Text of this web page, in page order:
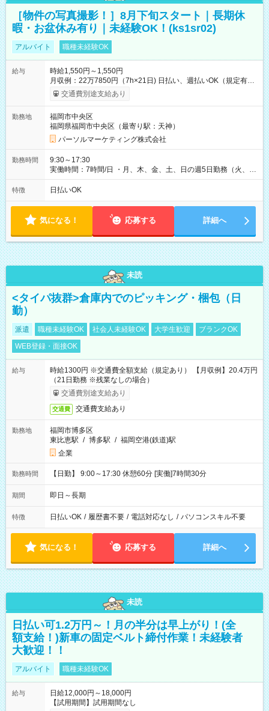
［物件の写真撮影！］8月下旬スタート｜長期休
暇・お盆休み有り｜未経験OK！(ks1sr02)
アルバイト 職種未経験OK
給与
時給1,550円～1,550円
月収例：22万7850円（7h×21日) 日払い、週払いOK（規定有
り） 【試用期間】試用期間なし
交通費別途支給あり
勤務地
福岡市中央区
福岡県福岡市中央区（最寄り駅：天神）
パーソルマーケティング株式会社
勤務時間
9:30～17:30
実働時間：7時間/日 ・月、木、金、土、日の週5日勤務（火、水
は固定休です／GW、お盆、年末年始等、長期休暇有り！） ・
ワンシフト！ ・残業ほぼナシ（0～5h/月）
特徴 日払いOK
気になる！ 応募する 詳細へ
未読
<タイパ抜群>倉庫内でのピッキング・梱包（日
勤）
派遣 職種未経験OK 社会人未経験OK 大学生歓迎
ブランクOK
WEB登録・面接OK
給与
時給1300円 ※交通費全額支給（規定あり） 【月収例】20.4万円
（21日勤務 ※残業なしの場合）
交通費別途支給あり
交通費 交通費支給あり
勤務地
福岡市博多区
東比恵駅 / 博多駅 / 福岡空港(鉄道)駅
企業
勤務時間 【日勤】 9:00～17:30 休憩60分 [実働]7時間30分
期間 即日～長期
特徴 日払いOK / 履歴書不要 / 電話対応なし / パソコンスキル不要
気になる！ 応募する 詳細へ
未読
日払い可1.2万円～！月の半分は早上がり！(全
額支給！)新車の固定ベルト締付作業！未経験者
大歓迎！！
アルバイト 職種未経験OK
給与
日給12,000円～18,000円
【試用期間】試用期間なし